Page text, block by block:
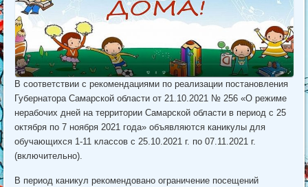
В соответствии с рекомендациями по реализации постановления
Губернатора Самарской области от 21.10.2021 № 256 «О режиме
нерабочих дней на территории Самарской области в период с 25
октября по 7 ноября 2021 года» объявляются каникулы для
обучающихся 1-11 классов с 25.10.2021 г. по 07.11.2021 г.
(включительно).
В период каникул рекомендовано ограничение посещений